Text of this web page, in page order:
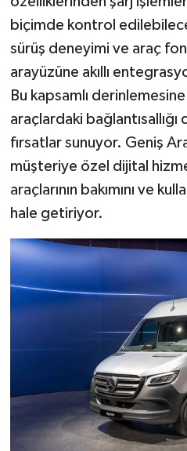
biçimde kontrol
sürüş deneyimi ve araç
arayüzüne akıllı
Bu kapsamlı
araçlardaki bağlantısallığı
fırsatlar sunuyor. Geniş
müşteriye özel dijital
araçlarının bakımını ve
hale getiriyor.